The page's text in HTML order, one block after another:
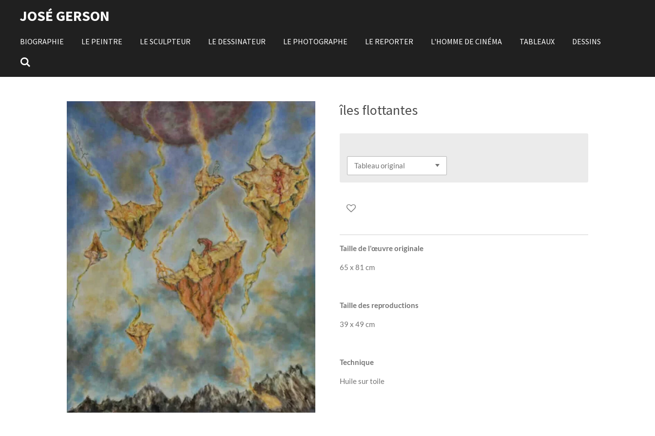
Passer
principal
JOSÉ GERSON
BIOGRAPHIE LE PEINTRE LE SCULPTEUR LE DESSINATEUR LE PHOTOGRAPHE LE REPORTER L'HOMME DE CINÉMA TABLEAUX DESSINS
îles flottantes
Taille de l'œuvre originale
65 x 81 cm
Taille des reproductions
39 x 49 cm
Technique
Huile sur toile